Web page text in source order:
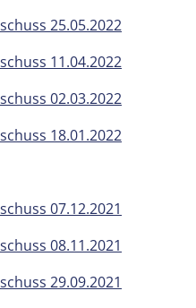
25.05.2022
11.04.2022
02.03.2022
18.01.2022
07.12.2021
08.11.2021
29.09.2021